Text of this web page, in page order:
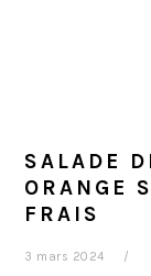
SALADE
ORANGE
FRAIS
3 mars 2024